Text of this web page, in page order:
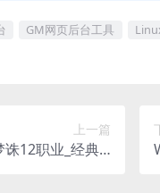
GM网页后台工具
上一篇
12职业_经典Q